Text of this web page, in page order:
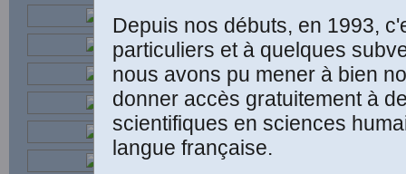
Professeur
Depuis nos débuts, en 1993,
particuliers et à quelques
nous avons pu mener à bien
donner accès gratuitement à
scientifiques en sciences
langue française.